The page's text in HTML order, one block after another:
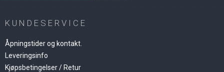
KUNDESERVICE
Åpningstider og kontakt.
Leveringsinfo
Kjøpsbetingelser / Retur